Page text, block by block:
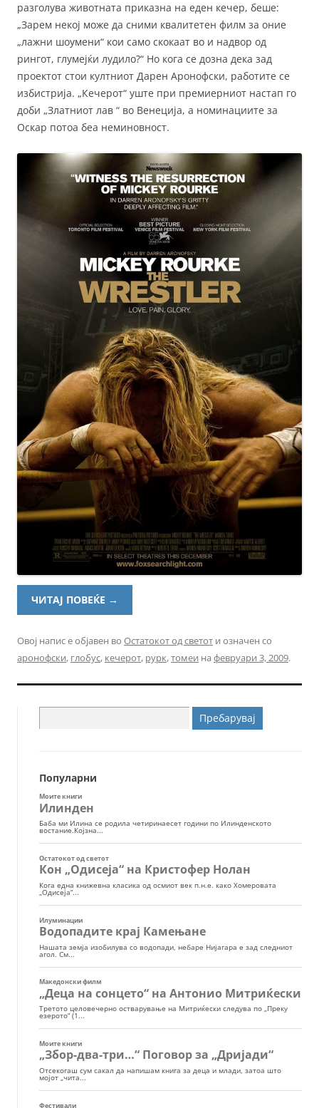
разголува животната приказна на еден кечер, беше:
„Зарем некој може да сними квалитетен филм за оние
„лажни шоумени“ кои само скокаат во и надвор од
рингот, глумејќи лудило?“ Но кога се дозна дека зад
проектот стои култниот Дарен Аронофски, работите се
избистрија. „Кечерот“ уште при премиерниот настап го
доби „Златниот лав “ во Венеција, а номинациите за
Оскар потоа беа неминовност.
ЧИТАЈ ПОВЕЌЕ →
Овој напис е објавен во Остатокот од светот и означен со
аронофски, глобус, кечерот, рурк,томеи на февруари 3, 2009.
за:
Популарни